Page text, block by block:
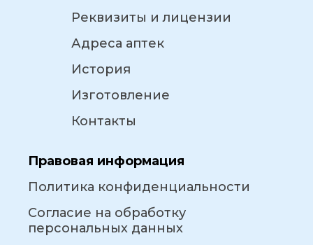
Реквизиты и лицензии
Адреса аптек
История
Изготовление
Контакты
Правовая информация
Политика конфиденциальности
Согласие на обработку
персональных данных